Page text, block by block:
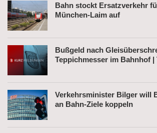
Bahn stockt Ersatzverkehr
München-Laim auf
Bußgeld nach
Teppichmesser im Bahnhof |
Verkehrsminister Bilger will
an Bahn-Ziele koppeln